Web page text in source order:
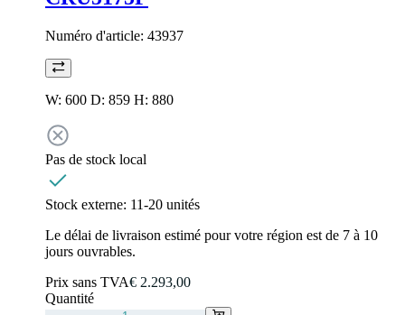
Numéro d'article: 43937
W: 600 D: 859 H: 880
Pas de stock local
Stock externe: 11-20 unités
Le délai de livraison estimé pour votre région est de 7 à 10
jours ouvrables.
Prix sans TVA€ 2.293,00
Quantité